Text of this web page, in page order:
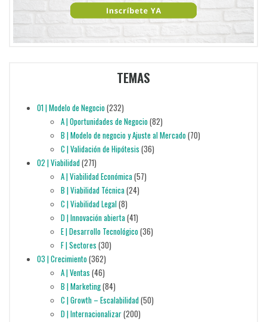
TEMAS
01 | Modelo de Negocio(232)
A | Oportunidades de Negocio(82)
B | Modelo de negocio y Ajuste al Mercado(70)
C | Validación de Hipótesis (36)
02 | Viabilidad(271)
A | Viabilidad Económica(57)
B | Viabilidad Técnica(24)
C | Viabilidad Legal(8)
D | Innovación abierta(41)
E | Desarrollo Tecnológico(36)
F | Sectores (30)
03 | Crecimiento(362)
A | Ventas (46)
B | Marketing(84)
C | Growth – Escalabilidad(50)
D | Internacionalizar(200)